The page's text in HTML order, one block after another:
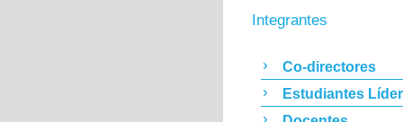
Integrantes
Co-directores
Estudiantes